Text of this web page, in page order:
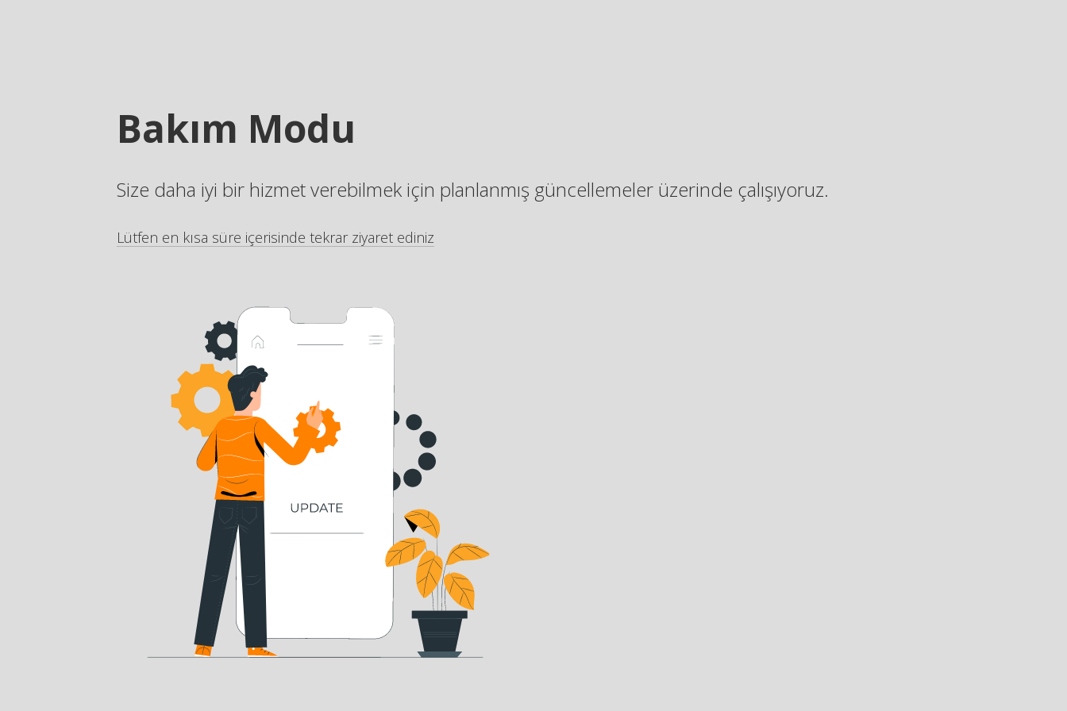
Bakım Modu
Size daha iyi bir hizmet verebilmek için planlanmış güncellemeler üzerinde çalışıyoruz.
Lütfen en kısa süre içerisinde tekrar ziyaret ediniz